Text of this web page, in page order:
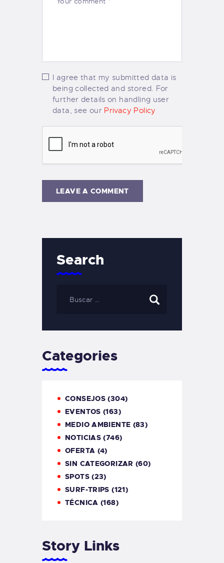
I agree that my submitted data is
being collected and stored. For
further details on handling user
data, see our Privacy Policy
Search
Categories
CONSEJOS (304)
EVENTOS (163)
MEDIO AMBIENTE (83)
NOTICIAS (746)
OFERTA (4)
SIN CATEGORIZAR (60)
SPOTS(23)
SURF-TRIPS (121)
TÉCNICA (168)
Story Links